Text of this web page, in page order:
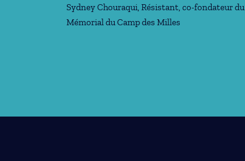
Sydney Chouraqui, Résistant, co-fondateur du
Mémorial du Camp des Milles